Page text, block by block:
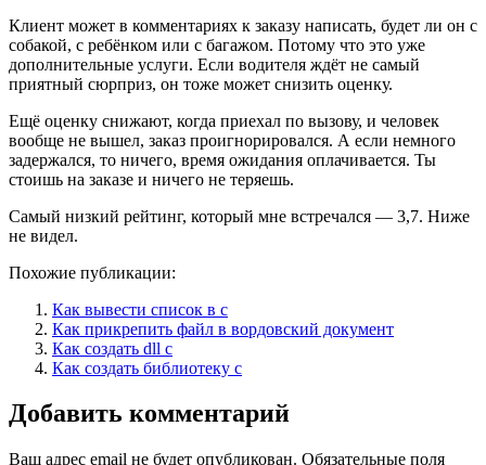
Клиент может в комментариях к заказу написать, будет ли он с
собакой, с ребёнком или с багажом. Потому что это уже
дополнительные услуги. Если водителя ждёт не самый
приятный сюрприз, он тоже может снизить оценку.
Ещё оценку снижают, когда приехал по вызову, и человек
вообще не вышел, заказ проигнорировался. А если немного
задержался, то ничего, время ожидания оплачивается. Ты
стоишь на заказе и ничего не теряешь.
Самый низкий рейтинг, который мне встречался — 3,7. Ниже
не видел.
Похожие публикации:
Как вывести список в с
Как прикрепить файл в вордовский документ
Как создать dll c
Как создать библиотеку c
Добавить комментарий
Ваш адрес email не будет опубликован. Обязательные поля